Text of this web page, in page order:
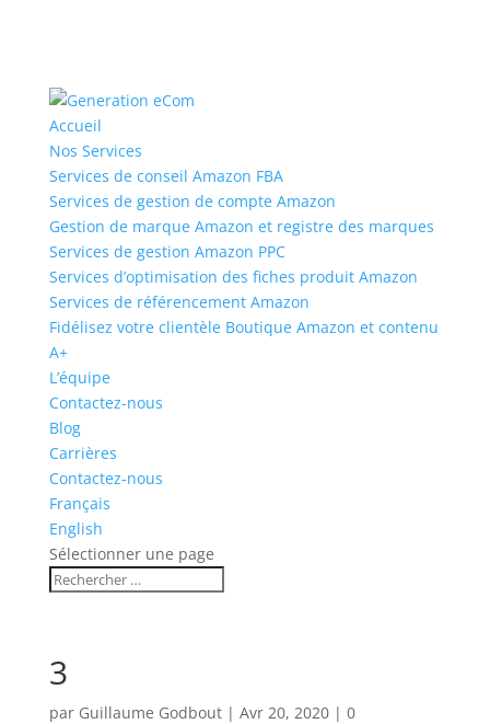
Accueil
Nos Services
Services de conseil Amazon FBA
Services de gestion de compte Amazon
Gestion de marque Amazon et registre des marques
Services de gestion Amazon PPC
Services d’optimisation des fiches produit Amazon
Services de référencement Amazon
Fidélisez votre clientèle Boutique Amazon et contenu
A+
L’équipe
Contactez-nous
Blog
Carrières
Contactez-nous
Français
English
Sélectionner une page
3
par Guillaume Godbout| Avr 20, 2020| 0